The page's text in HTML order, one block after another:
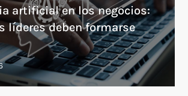
artificial en los negocios:
líderes deben formarse